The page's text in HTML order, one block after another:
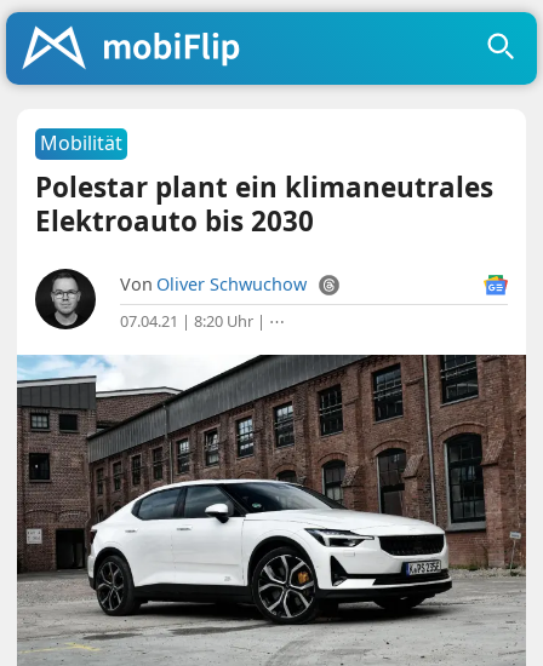
Mobilität
Polestar plant ein klimaneutrales
Elektroauto bis 2030
Von Oliver Schwuchow
07.04.21 | 8:20 Uhr | ⋯